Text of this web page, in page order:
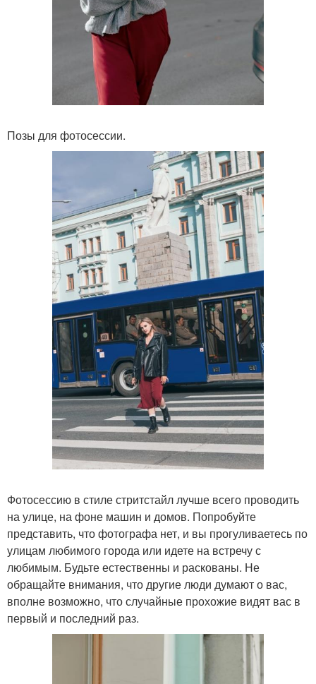
Позы для фотосессии.
Фотосессию в стиле стритстайл лучше всего проводить
на улице, на фоне машин и домов. Попробуйте
представить, что фотографа нет, и вы прогуливаетесь по
улицам любимого города или идете на встречу с
любимым. Будьте естественны и раскованы. Не
обращайте внимания, что другие люди думают о вас,
вполне возможно, что случайные прохожие видят вас в
первый и последний раз.